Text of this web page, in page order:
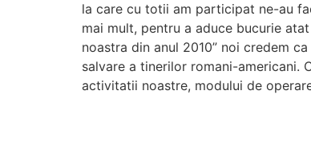
la care cu totii am participat ne-au
mai mult, pentru a aduce bucurie
noastra din anul 2010” noi credem
salvare a tinerilor romani-
activitatii noastre, modului de